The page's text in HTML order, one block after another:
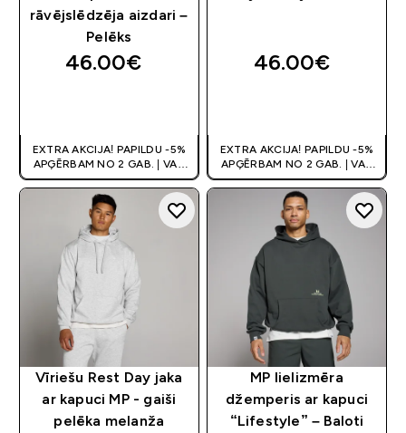
rāvējslēdzēja aizdari –
Pelēks
46.00€‎
EXTRA AKCIJA! PAPILDU -5%
APĢĒRBAM NO 2 GAB. | VAR
APVIENOT AR KUPONU
46.00€‎
EXTRA AKCIJA! PAPILDU -5%
APĢĒRBAM NO 2 GAB. | VAR
APVIENOT AR KUPONU
Vīriešu Rest Day jaka
ar kapuci MP - gaiši
pelēka melanža
MP lielizmēra
džemperis ar kapuci
“Lifestyle” – Baloti